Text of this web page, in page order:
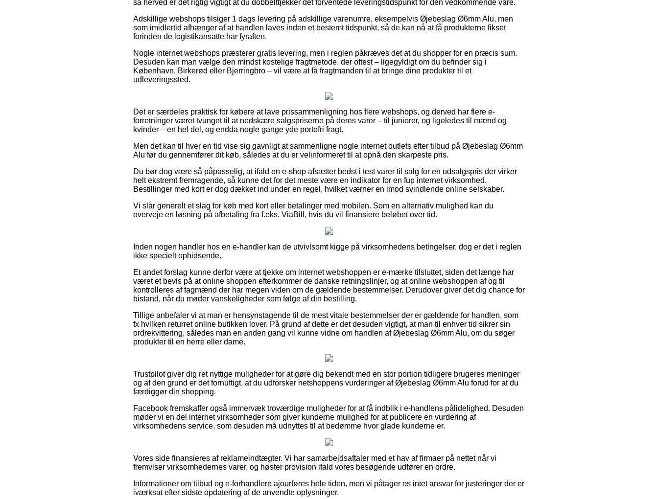
så herved er det rigtig vigtigt at du dobbelttjekker det forventede leveringstidspunkt for den vedkommende vare.
Adskillige webshops tilsiger 1 dags levering på adskillige varenumre, eksempelvis Øjebeslag Ø6mm Alu, men
som imidlertid afhænger af at handlen laves inden et bestemt tidspunkt, så de kan nå at få produkterne fikset
forinden de logistikansatte har fyraften.
Nogle internet webshops præsterer gratis levering, men i reglen påkræves det at du shopper for en præcis sum.
Desuden kan man vælge den mindst kostelige fragtmetode, der oftest – ligegyldigt om du befinder sig i
København, Birkerød eller Bjerringbro – vil være at få fragtmanden til at bringe dine produkter til et
udleveringssted.
Det er særdeles praktisk for købere at lave prissammenligning hos flere webshops, og derved har flere e-
forretninger været tvunget til at nedskære salgspriserne på deres varer – til juniorer, og ligeledes til mænd og
kvinder – en hel del, og endda nogle gange yde portofri fragt.
Men det kan til hver en tid vise sig gavnligt at sammenligne nogle internet outlets efter tilbud på Øjebeslag Ø6mm
Alu før du gennemfører dit køb, således at du er velinformeret til at opnå den skarpeste pris.
Du bør dog være så påpasselig, at ifald en e-shop afsætter bedst i test varer til salg for en udsalgspris der virker
helt ekstremt fremragende, så kunne det for det meste være en indikator for en fup internet virksomhed.
Bestillinger med kort er dog dækket ind under en regel, hvilket værner en imod svindlende online selskaber.
Vi slår generelt et slag for køb med kort eller betalinger med mobilen. Som en alternativ mulighed kan du
overveje en løsning på afbetaling fra f.eks. ViaBill, hvis du vil finansiere beløbet over tid.
Inden nogen handler hos en e-handler kan de utvivlsomt kigge på virksomhedens betingelser, dog er det i reglen
ikke specielt ophidsende.
Et andet forslag kunne derfor være at tjekke om internet webshoppen er e-mærke tilsluttet, siden det længe har
været et bevis på at online shoppen efterkommer de danske retningslinjer, og at online webshoppen af og til
kontrolleres af fagmænd der har megen viden om de gældende bestemmelser. Derudover giver det dig chance for
bistand, når du møder vanskeligheder som følge af din bestilling.
Tillige anbefaler vi at man er hensynstagende til de mest vitale bestemmelser der er gældende for handlen, som
fx hvilken returret online butikken lover. På grund af dette er det desuden vigtigt, at man til enhver tid sikrer sin
ordrekvittering, således man en anden gang vil kunne vidne om handlen af Øjebeslag Ø6mm Alu, om du søger
produkter til en herre eller dame.
Trustpilot giver dig ret nyttige muligheder for at gøre dig bekendt med en stor portion tidligere brugeres meninger
og af den grund er det fornuftigt, at du udforsker netshoppens vurderinger af Øjebeslag Ø6mm Alu forud for at du
færdiggør din shopping.
Facebook fremskaffer også immervæk troværdige muligheder for at få indblik i e-handlens pålidelighed. Desuden
møder vi en del internet virksomheder som giver kunderne mulighed for at publicere en vurdering af
virksomhedens service, som desuden må udnyttes til at bedømme hvor glade kunderne er.
Vores side finansieres af reklameindtægter. Vi har samarbejdsaftaler med et hav af firmaer på nettet når vi
fremviser virksomhedernes varer, og høster provision ifald vores besøgende udfører en ordre.
Informationer om tilbud og e-forhandlere ajourføres hele tiden, men vi påtager os intet ansvar for justeringer der er
iværksat efter sidste opdatering af de anvendte oplysninger.